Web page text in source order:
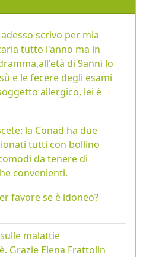
scrivo per mia
tutto l'anno ma in
di 9anni lo
e le fecere degli esami
allergico, lei è
la Conad ha due
tutti con bollino
da tenere di
convenienti.
favore se è idoneo?
malattie
Grazie Elena Frattolin